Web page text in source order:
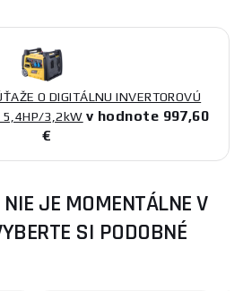
O DIGITÁLNU INVERTOROVÚ
5,4HP/3,2kW v hodnote 997,60
€
JE MOMENTÁLNE V
SI PODOBNÉ